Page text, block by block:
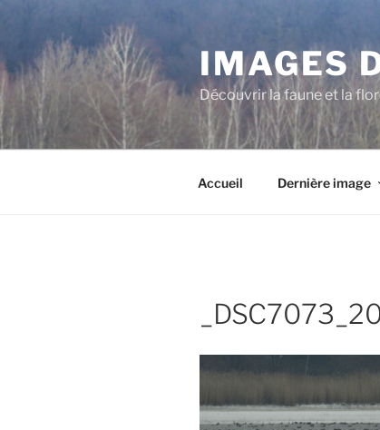
contenu
principal
IMAGES
Découvrir la faune et la
Accueil Dernière image